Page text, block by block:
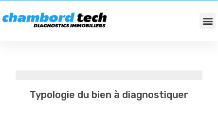
Typologie du bien à diagnostiquer